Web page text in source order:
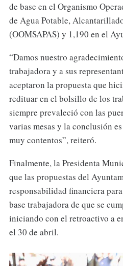
de base en el Organismo
de Agua Potable,
(OOMSAPAS) y 1,190 en el
“Damos nuestro
trabajadora y a sus
aceptaron la propuesta que
redituar en el bolsillo de los
siempre prevaleció con las
varias mesas y la conclusión
muy contentos”, reiteró.
Finalmente, la Presidenta
que las propuestas del
responsabilidad financiera
base trabajadora de que se
iniciando con el retroactivo a
el 30 de abril.